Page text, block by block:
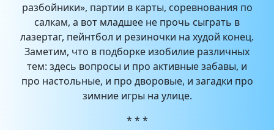
разбойники», партии в карты, соревнования по
салкам, а вот младшее не прочь сыграть в
лазертаг, пейнтбол и резиночки на худой конец.
Заметим, что в подборке изобилие различных
тем: здесь вопросы и про активные забавы, и
про настольные, и про дворовые, и загадки про
зимние игры на улице.
* * *